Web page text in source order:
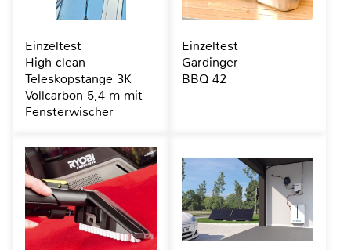
Einzeltest
High-clean
Teleskopstange 3K
Vollcarbon 5,4 m mit
Fensterwischer
Einzeltest
Gardinger
BBQ 42